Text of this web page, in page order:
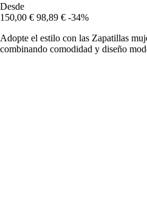
Desde
150,00 € 98,89 € -34%
Adopte el estilo con las Zapatillas
combinando comodidad y diseño